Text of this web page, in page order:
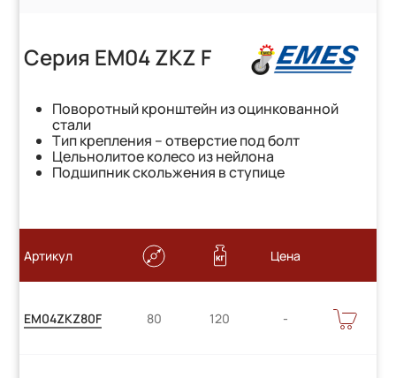
Серия EM04 ZKZ F
Поворотный кронштейн из оцинкованной
стали
Тип крепления – отверстие под болт
Цельнолитое колесо из нейлона
Подшипник скольжения в ступице
Артикул Цена
EM04ZKZ80F 80 120
В
КОРЗИНУ